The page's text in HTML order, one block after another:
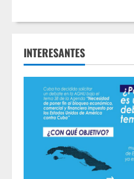
INTERESANTES